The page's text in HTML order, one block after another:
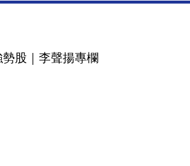
股｜李聲揚專欄